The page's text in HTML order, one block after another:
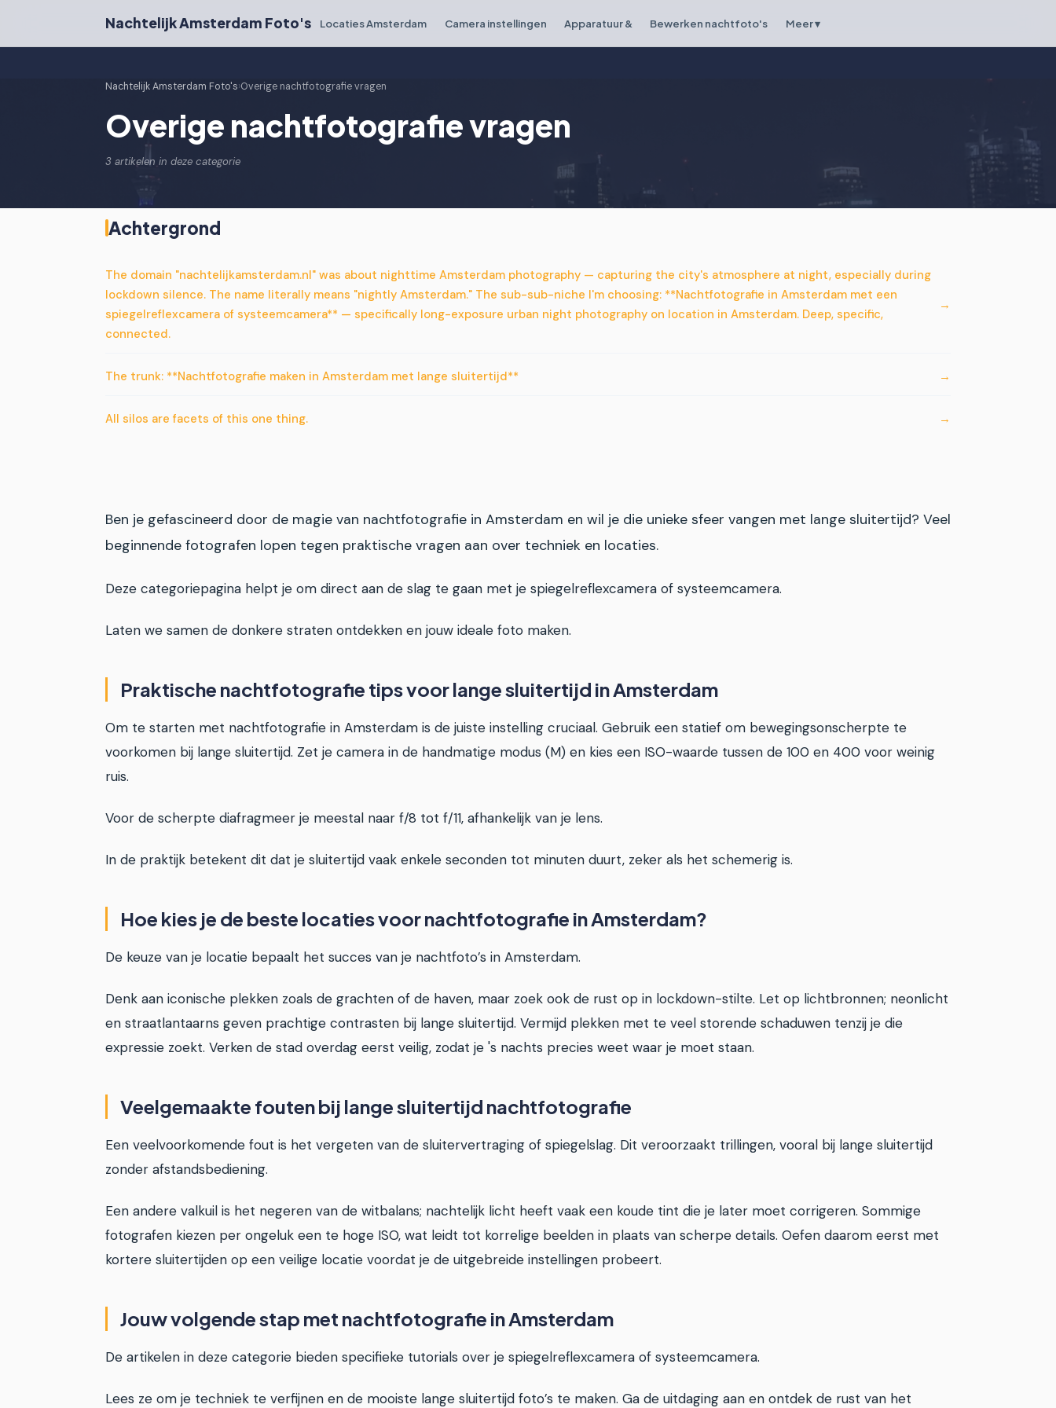
Nachtelijk Amsterdam Foto's Locaties Amsterdam Camera instellingen Apparatuur & Bewerken nachtfoto's Meer ▾
Nachtelijk Amsterdam Foto's›Overige nachtfotografie vragen
Overige nachtfotografie vragen
3 artikelen in deze categorie
Achtergrond
The domain "nachtelijkamsterdam.nl" was about nighttime Amsterdam photography — capturing the city's atmosphere at night, especially during
lockdown silence. The name literally means "nightly Amsterdam." The sub-sub-niche I'm choosing: **Nachtfotografie in Amsterdam met een
spiegelreflexcamera of systeemcamera** — specifically long-exposure urban night photography on location in Amsterdam. Deep, specific,
connected.
The trunk: **Nachtfotografie maken in Amsterdam met lange sluitertijd**
All silos are facets of this one thing.
Ben je gefascineerd door de magie van nachtfotografie in Amsterdam en wil je die unieke sfeer vangen met lange sluitertijd? Veel
beginnende fotografen lopen tegen praktische vragen aan over techniek en locaties.
Deze categoriepagina helpt je om direct aan de slag te gaan met je spiegelreflexcamera of systeemcamera.
Laten we samen de donkere straten ontdekken en jouw ideale foto maken.
Praktische nachtfotografie tips voor lange sluitertijd in Amsterdam
Om te starten met nachtfotografie in Amsterdam is de juiste instelling cruciaal. Gebruik een statief om bewegingsonscherpte te
voorkomen bij lange sluitertijd. Zet je camera in de handmatige modus (M) en kies een ISO-waarde tussen de 100 en 400 voor weinig
ruis.
Voor de scherpte diafragmeer je meestal naar f/8 tot f/11, afhankelijk van je lens.
In de praktijk betekent dit dat je sluitertijd vaak enkele seconden tot minuten duurt, zeker als het schemerig is.
Hoe kies je de beste locaties voor nachtfotografie in Amsterdam?
De keuze van je locatie bepaalt het succes van je nachtfoto’s in Amsterdam.
Denk aan iconische plekken zoals de grachten of de haven, maar zoek ook de rust op in lockdown-stilte. Let op lichtbronnen; neonlicht
en straatlantaarns geven prachtige contrasten bij lange sluitertijd. Vermijd plekken met te veel storende schaduwen tenzij je die
expressie zoekt. Verken de stad overdag eerst veilig, zodat je 's nachts precies weet waar je moet staan.
Veelgemaakte fouten bij lange sluitertijd nachtfotografie
Een veelvoorkomende fout is het vergeten van de sluitervertraging of spiegelslag. Dit veroorzaakt trillingen, vooral bij lange sluitertijd
zonder afstandsbediening.
Een andere valkuil is het negeren van de witbalans; nachtelijk licht heeft vaak een koude tint die je later moet corrigeren. Sommige
fotografen kiezen per ongeluk een te hoge ISO, wat leidt tot korrelige beelden in plaats van scherpe details. Oefen daarom eerst met
kortere sluitertijden op een veilige locatie voordat je de uitgebreide instellingen probeert.
Jouw volgende stap met nachtfotografie in Amsterdam
De artikelen in deze categorie bieden specifieke tutorials over je spiegelreflexcamera of systeemcamera.
Lees ze om je techniek te verfijnen en de mooiste lange sluitertijd foto’s te maken. Ga de uitdaging aan en ontdek de rust van het